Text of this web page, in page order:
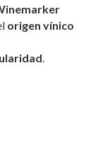
origen vínico